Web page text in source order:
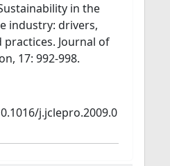
in the
industry: drivers,
Journal of
17: 992-998.
j.jclepro.2009.0